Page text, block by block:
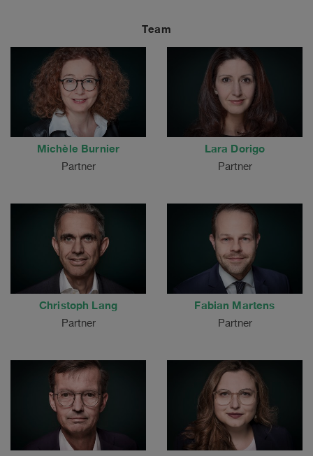
Team
Michèle Burnier
Partner
Lara Dorigo
Partner
Christoph Lang
Partner
Fabian Martens
Partner